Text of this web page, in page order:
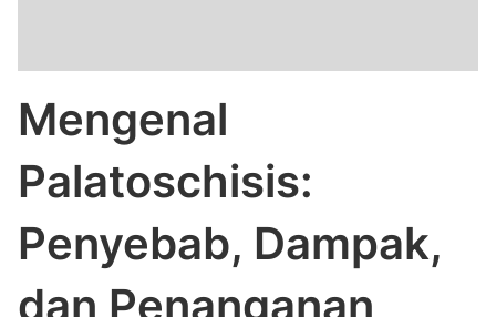
Mengenal
Palatoschisis:
Penyebab, Dampak,
dan Penanganan